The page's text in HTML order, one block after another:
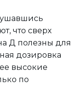
что сверх
Д полезны для
дозировка
высокие
по